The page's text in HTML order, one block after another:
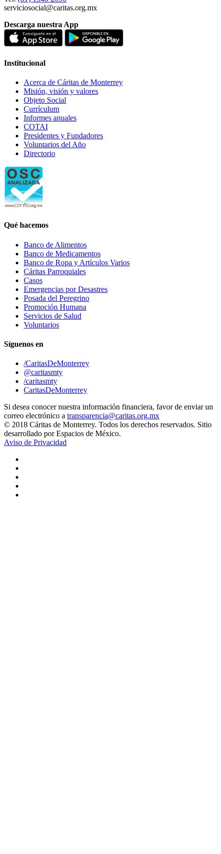
serviciosocial@caritas.org.mx
Descarga nuestra App
Institucional
Acerca de Cáritas de Monterrey
Misión, visión y valores
Objeto Social
Currículum
Informes anuales
COTAI
Presidentes y Fundadores
Voluntarios del Año
Directorio
Qué hacemos
Banco de Alimentos
Banco de Medicamentos
Banco de Ropa y Artículos Varios
Cáritas Parroquiales
Casos
Emergencias por Desastres
Posada del Peregrino
Promoción Humana
Servicios de Salud
Voluntarios
Síguenos en
/CaritasDeMonterrey
@caritasmty
/caritasmty
CaritasDeMonterrey
Si desea conocer nuestra información financiera, favor de enviar un
correo electrónico a transparencia@caritas.org.mx
© 2018 Cáritas de Monterrey. Todos los derechos reservados. Sitio
desarrollado por Espacios de México.
Aviso de Privacidad